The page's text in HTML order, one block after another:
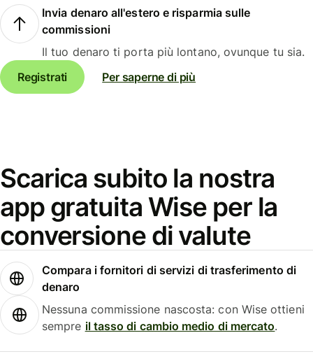
Invia denaro all'estero e risparmia sulle
commissioni
Il tuo denaro ti porta più lontano, ovunque tu sia.
Registrati
Per saperne di più
Scarica subito la nostra
app gratuita Wise per la
conversione di valute
Compara i fornitori di servizi di trasferimento di
denaro
Nessuna commissione nascosta: con Wise ottieni
sempre il tasso di cambio medio di mercato.